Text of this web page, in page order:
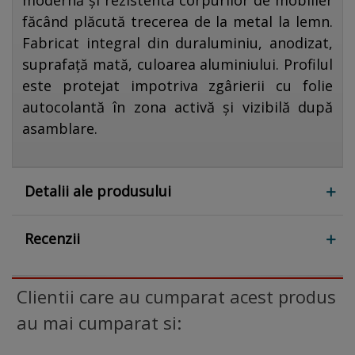
făcând plăcută trecerea de la metal la lemn.
Fabricat integral din duraluminiu, anodizat,
suprafață mată, culoarea aluminiului. Profilul
este protejat impotriva zgârierii cu folie
autocolantă în zona activă și vizibilă după
asamblare.
Detalii ale produsului
Recenzii
Clientii care au cumparat acest produs
au mai cumparat si: